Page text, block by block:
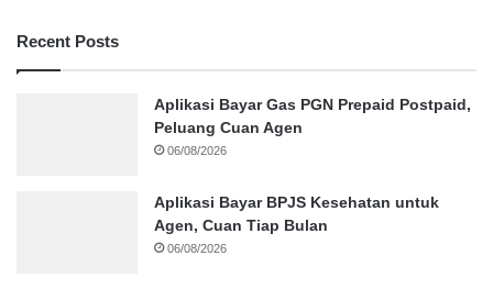
Recent Posts
Aplikasi Bayar Gas PGN Prepaid Postpaid,
Peluang Cuan Agen
06/08/2026
Aplikasi Bayar BPJS Kesehatan untuk
Agen, Cuan Tiap Bulan
06/08/2026